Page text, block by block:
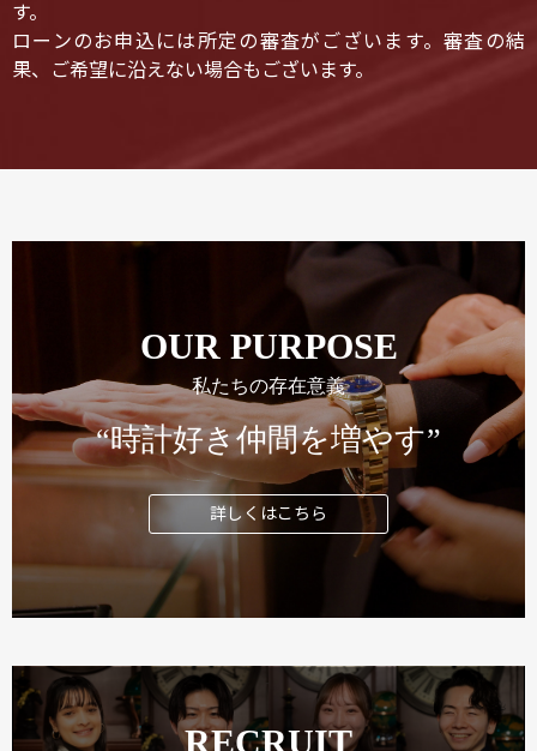
す。
ローンのお申込には所定の審査がございます。審査の結
果、ご希望に沿えない場合もございます。
OUR PURPOSE
私たちの存在意義
“時計好き仲間を増やす”
詳しくはこちら
RECRUIT